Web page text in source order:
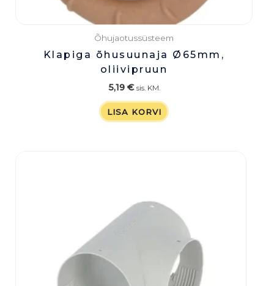
Õhujaotussüsteem
Klapiga õhusuunaja Ø65mm,
oliivipruun
5,19 € sis. KM.
LISA KORVI